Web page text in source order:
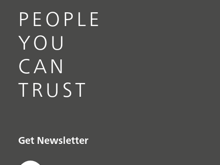
PEOPLE
YOU
CAN
TRUST
Get Newsletter